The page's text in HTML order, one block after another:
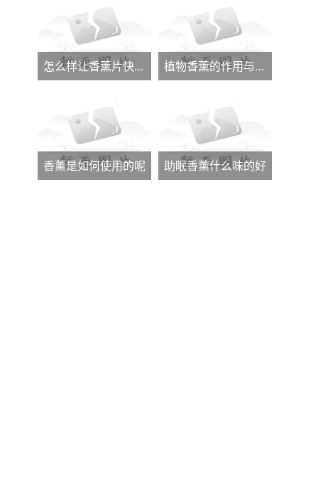
怎么样让香薰片快速发香呢 植物香薰的作用与功效大全
香薰是如何使用的呢 助眠香薰什么味的好